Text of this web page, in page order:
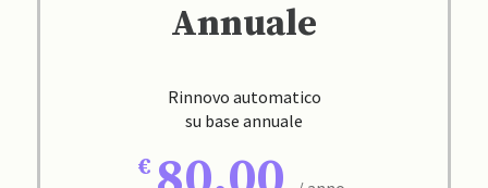
Annuale
Rinnovo automatico
su base annuale